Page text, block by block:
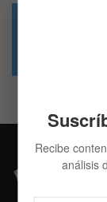
Recibe
análisis